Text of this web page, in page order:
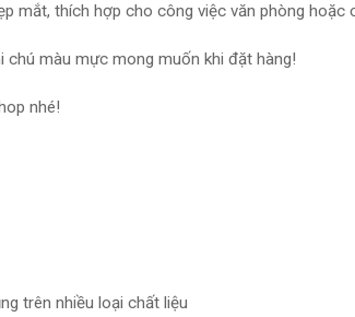
mắt, thích hợp cho công việc văn phòng hoặc
chú màu mực mong muốn khi đặt hàng!
nhé!
trên nhiều loại chất liệu